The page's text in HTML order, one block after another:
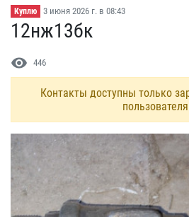
Куплю 3 июня 2026 г. в 08:43
12нж13бк
visibility 446
Контакты доступны только